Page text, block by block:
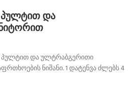
პულტით და
პულტით და ულტრაბგერითი
ნიშანი. 1 დატენვა ძლებს 4